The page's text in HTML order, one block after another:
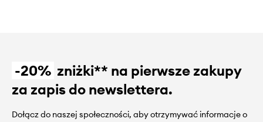
-20% zniżki** na pierwsze zakupy
za zapis do newslettera.
Dołącz do naszej społeczności, aby otrzymywać informacje o